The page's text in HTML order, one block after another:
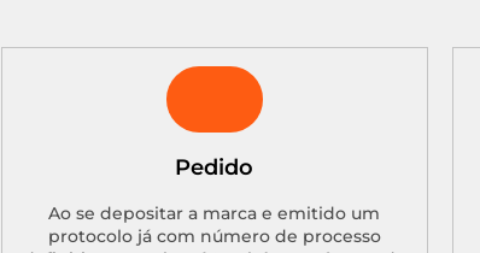
Pedido
Ao se depositar a marca e emitido um
protocolo já com número de processo